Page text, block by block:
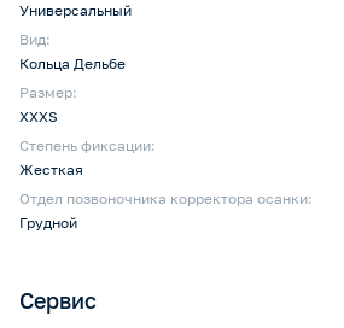
Универсальный
Вид:
Кольца Дельбе
Размер:
XXXS
Степень фиксации:
Жесткая
Отдел позвоночника корректора осанки:
Грудной
Сервис